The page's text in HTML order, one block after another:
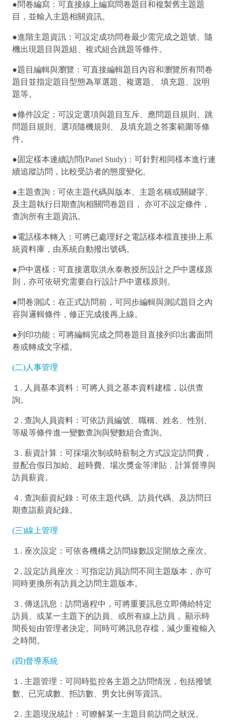
●問卷編寫：可直接線上編寫問卷題目和複製舊主題題
目，並輸入主題相關資訊。
●進階主題資訊：可設定成功問卷最少需完成之題號、隨
機出現題目與題組、複式組合跳題等條件。
●題目編輯與瀏覽：可直接編輯題目內容和瀏覽所有問卷
題目並指定題目型態為單選題、複選題、 填充題、說明
題等。
●條件設定：可設定選項與題目互斥、應問題目規則、跳
問題目規則、選項隨機規則、 及填充題之答案範圍等條
件。
●固定樣本連續訪問(Panel Study)：可針對相同樣本進行連
續追蹤訪問，比較受訪者的態度變化。
●主題查詢：可依主題代碼與版本、主題名稱或關鍵字、
及主題執行日期查詢相關問卷題目， 亦可不設定條件，
查詢所有主題資訊。
●電話樣本轉入：可將已處理好之電話樣本檔直接掛上系
統資料庫，由系統自動撥出號碼。
●戶中選樣：可直接選取洪永泰教授所設計之戶中選樣原
則，亦可依研究需要自行設計戶中選樣原則。
●問卷測試：在正式訪問前，可同步編輯與測試題目之內
容與邏輯條件，修正完成後再上線。
●列印功能：可將編輯完成之問卷題目直接列印出書面問
卷或轉成文字檔。
(二)人事管理
１. 人員基本資料：可將人員之基本資料建檔，以供查
詢。
２. 查詢人員資料：可依訪員編號、職稱、姓名、性別、
等級等條件進一變數查詢與變數組合查詢。
３. 薪資計算：可採場次制或時薪制之方式設定訪問費，
並配合假日加給、超時費、場次獎金等津貼﹐計算督導與
訪員薪資。
４. 查詢薪資紀錄：可依主題代碼、訪員代碼、及訪問日
期查詣薪資紀錄。
(三)線上管理
１. 座次設定：可依各機構之訪問線數設定開放之座次。
２. 設定訪員座次：可指定訪員訪問不同主題版本，亦可
同時更換所有訪員之訪問主題版本。
３. 傳送訊息：訪問過程中，可將重要訊息立即傳給特定
訪員、或某一主題下的訪員、或所有線上訪員， 顯示時
間長短由管理者決定。同時可將訊息存檔，減少重複輸入
之時間。
(四)督導系統
１. 主題管理：可同時監控各主題之訪問情況，包括撥號
數、已完成數、拒訪數、男女比例等資訊。
２. 主題現況統計：可瞭解某一主題目前訪問之狀況。